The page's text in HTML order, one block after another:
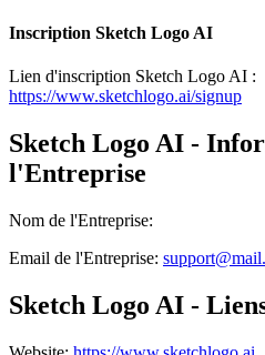
Inscription Sketch Logo AI
Lien d'inscription Sketch Logo AI :
https://www.sketchlogo.ai/signup
Sketch Logo AI -
l'Entreprise
Nom de l'Entreprise:
Email de l'Entreprise:
Sketch Logo AI -